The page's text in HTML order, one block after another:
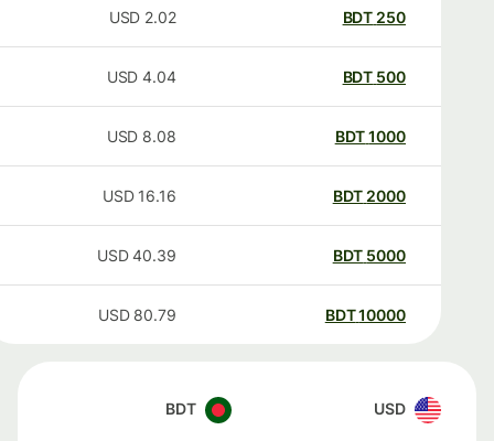
250
BDT
2.02
USD
500
BDT
4.04
USD
1000
BDT
8.08
USD
2000
BDT
16.16
USD
5000
BDT
40.39
USD
10000
BDT
80.79
USD
USD
BDT